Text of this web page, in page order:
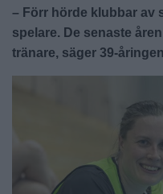
– Förr hörde klubbar av
spelare. De senaste
tränare, säger 39-